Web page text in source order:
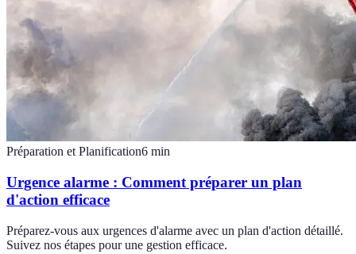
Préparation et Planification6 min
Urgence alarme : Comment préparer un plan
d'action efficace
Préparez-vous aux urgences d'alarme avec un plan d'action détaillé.
Suivez nos étapes pour une gestion efficace.